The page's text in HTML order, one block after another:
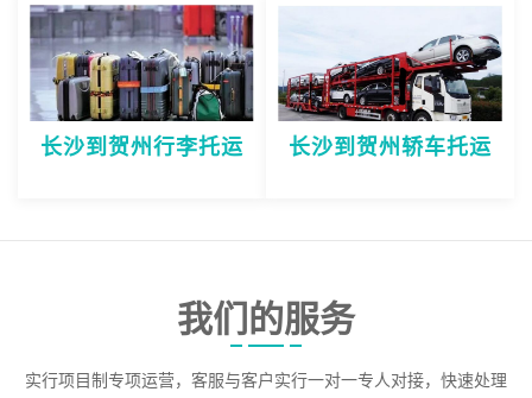
长沙到贺州行李托运 长沙到贺州轿车托运
我们的服务
实行项目制专项运营，客服与客户实行一对一专人对接，快速处理